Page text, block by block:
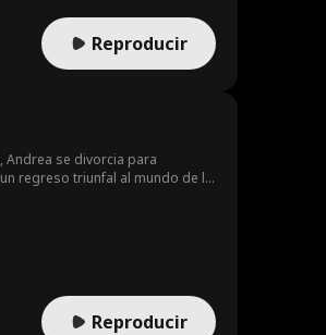
Reproducir
Andrea se divorcia para
regreso triunfal al mundo de la
Reproducir